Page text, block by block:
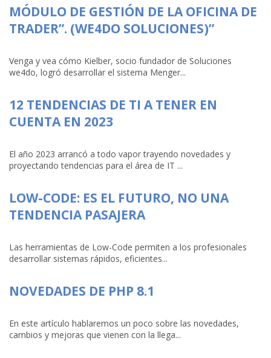
MÓDULO DE GESTIÓN DE LA OFICINA DE
TRADER”. (WE4DO SOLUCIONES)”
Venga y vea cómo Kielber, socio fundador de Soluciones
we4do, logró desarrollar el sistema Menger...
12 TENDENCIAS DE TI A TENER EN
CUENTA EN 2023
El año 2023 arrancó a todo vapor trayendo novedades y
proyectando tendencias para el área de IT ...
LOW-CODE: ES EL FUTURO, NO UNA
TENDENCIA PASAJERA
Las herramientas de Low-Code permiten a los profesionales
desarrollar sistemas rápidos, eficientes...
NOVEDADES DE PHP 8.1
En este artículo hablaremos un poco sobre las novedades,
cambios y mejoras que vienen con la llega...